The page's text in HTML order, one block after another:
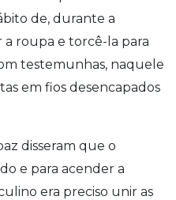
de, durante a
a roupa e torcê-la para
testemunhas, naquele
em fios desencapados
disseram que o
e para acender a
era preciso unir as